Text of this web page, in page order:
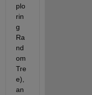
plo
rin
g
Ra
nd
om
Tre
e),
an